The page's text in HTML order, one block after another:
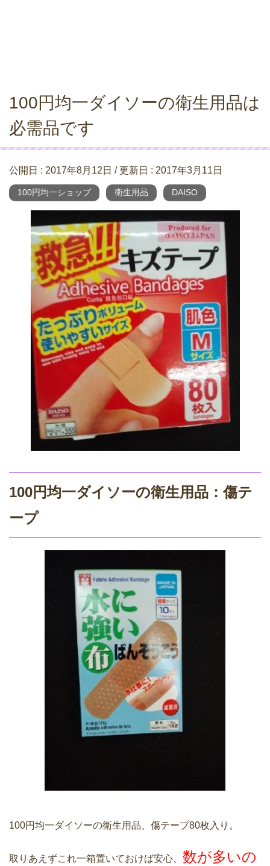
100円均一ダイソーの衛生用品は
必需品です
公開日 : 2017年8月12日 / 更新日 : 2017年3月11日
100円均一ショップ 衛生用品 DAISO
100円均一ダイソーの衛生用品：傷テ
ープ
100円均一ダイソーの衛生用品、傷テープ80枚入り。
取りあえずこれ一箱置いておけば安心、 数が多いの